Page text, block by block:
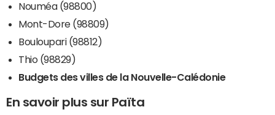
Nouméa (98800)
Mont-Dore (98809)
Bouloupari (98812)
Thio (98829)
Budgets des villes de la Nouvelle-Calédonie
En savoir plus sur Païta